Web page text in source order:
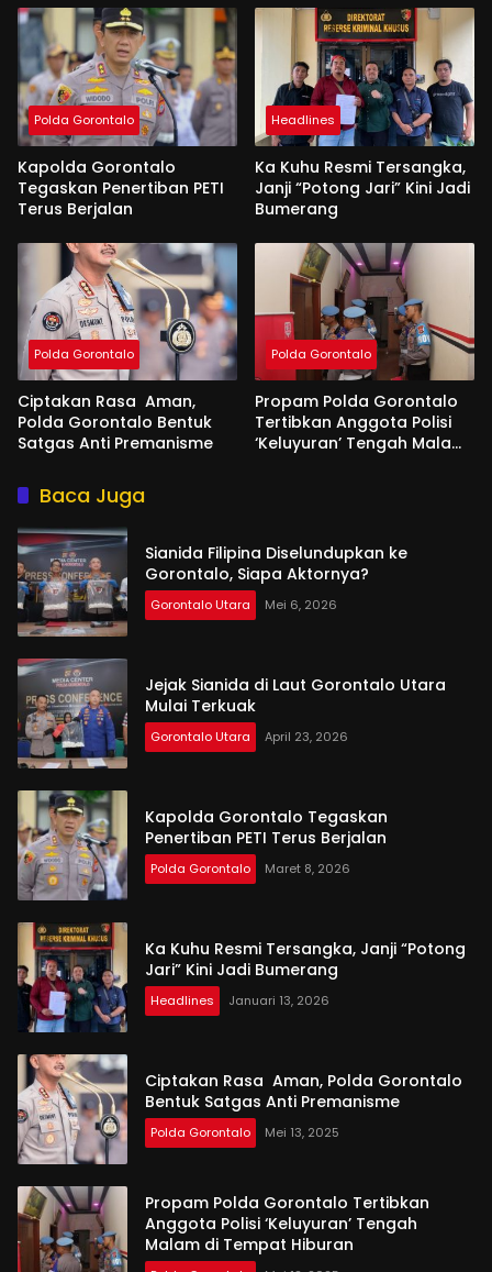
Polda Gorontalo
Kapolda Gorontalo
Tegaskan Penertiban PETI
Terus Berjalan
Headlines
Ka Kuhu Resmi Tersangka,
Janji “Potong Jari” Kini Jadi
Bumerang
Polda Gorontalo
Ciptakan Rasa Aman,
Polda Gorontalo Bentuk
Satgas Anti Premanisme
Polda Gorontalo
Propam Polda Gorontalo
Tertibkan Anggota Polisi
‘Keluyuran’ Tengah Malam
Baca Juga
Sianida Filipina Diselundupkan ke
Gorontalo, Siapa Aktornya?
Gorontalo Utara Mei 6, 2026
Jejak Sianida di Laut Gorontalo Utara
Mulai Terkuak
Gorontalo Utara April 23, 2026
Kapolda Gorontalo Tegaskan
Penertiban PETI Terus Berjalan
Polda Gorontalo Maret 8, 2026
Ka Kuhu Resmi Tersangka, Janji “Potong
Jari” Kini Jadi Bumerang
Headlines Januari 13, 2026
Ciptakan Rasa Aman, Polda Gorontalo
Bentuk Satgas Anti Premanisme
Polda Gorontalo Mei 13, 2025
Propam Polda Gorontalo Tertibkan
Anggota Polisi ‘Keluyuran’ Tengah
Malam di Tempat Hiburan